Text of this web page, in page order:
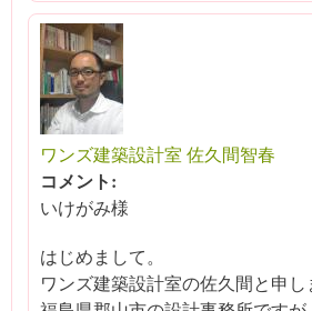
ワンズ建築設計室 佐久間智春
コメント:
いけがみ様
はじめまして。
ワンズ建築設計室の佐久間と申し